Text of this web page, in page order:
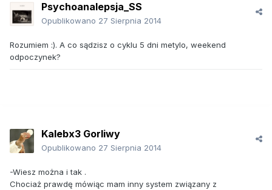
Psychoanalepsja_SS
Opublikowano 27 Sierpnia 2014
Rozumiem :). A co sądzisz o cyklu 5 dni metylo, weekend
odpoczynek?
Kalebx3 Gorliwy
Opublikowano 27 Sierpnia 2014
-Wiesz można i tak .
Chociaż prawdę mówiąc mam inny system związany z